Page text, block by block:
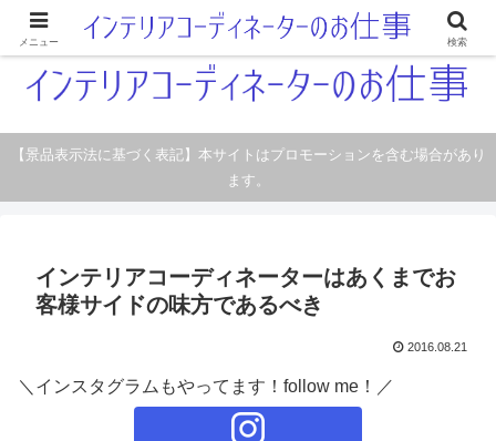
現職のインテリアコーディネーターです。本当の仕事をつづっています。
【景品表示法に基づく表記】本サイトはプロモーションを含む場合があり
ます。
インテリアコーディネーターはあくまでお
客様サイドの味方であるべき
2016.08.21
＼インスタグラムもやってます！follow me！／
メニュー 検索